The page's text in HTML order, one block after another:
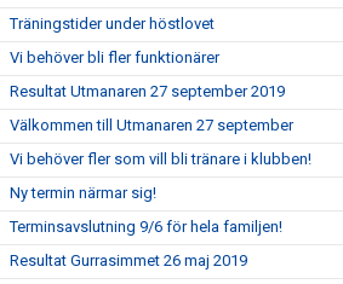
Träningstider under höstlovet
Vi behöver bli fler funktionärer
Resultat Utmanaren 27 september 2019
Välkommen till Utmanaren 27 september
Vi behöver fler som vill bli tränare i klubben!
Ny termin närmar sig!
Terminsavslutning 9/6 för hela familjen!
Resultat Gurrasimmet 26 maj 2019